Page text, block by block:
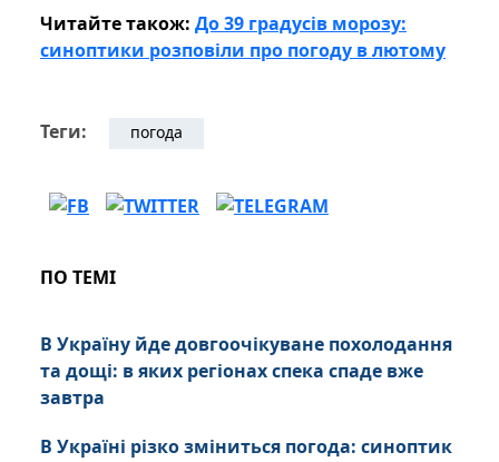
Читайте також: До 39 градусів морозу:
синоптики розповіли про погоду в лютому
Теги: погода
ПО ТЕМІ
В Україну йде довгоочікуване похолодання
та дощі: в яких регіонах спека спаде вже
завтра
В Україні різко зміниться погода: синоптик